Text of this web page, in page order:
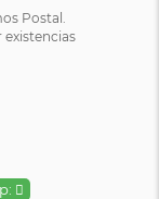
Postal.